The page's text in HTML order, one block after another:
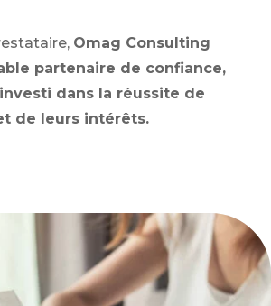
Omag Consulting
partenaire de confiance,
dans la réussite de
de leurs intérêts.